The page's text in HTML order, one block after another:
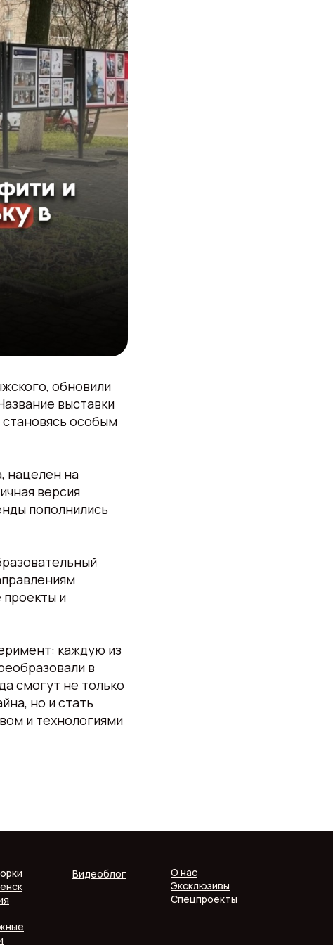
обновили
выставки
особым
нацелен на
версия
пополнились
проекты и
каждую из
в
смогут не только
но и стать
и технологиями
Видеоблог
О нас
Эксклюзивы
Спецпроекты